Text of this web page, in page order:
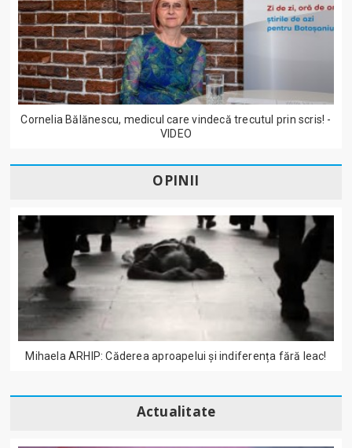
Cornelia Bălănescu, medicul care vindecă trecutul prin scris! -
VIDEO
OPINII
Mihaela ARHIP: Căderea aproapelui și indiferența fără leac!
Actualitate